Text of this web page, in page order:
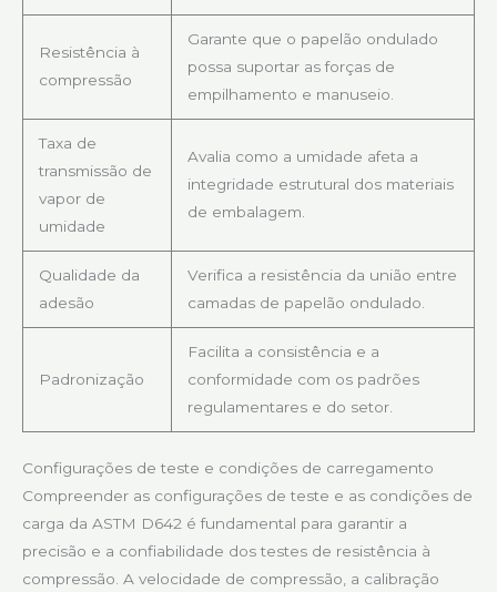
Resistência à
compressão
Garante que o papelão ondulado
possa suportar as forças de
empilhamento e manuseio.
Taxa de
transmissão de
vapor de
umidade
Avalia como a umidade afeta a
integridade estrutural dos materiais
de embalagem.
Qualidade da
adesão
Verifica a resistência da união entre
camadas de papelão ondulado.
Padronização
Facilita a consistência e a
conformidade com os padrões
regulamentares e do setor.
Configurações de teste e condições de carregamento
Compreender as configurações de teste e as condições de
carga da ASTM D642 é fundamental para garantir a
precisão e a confiabilidade dos testes de resistência à
compressão. A velocidade de compressão, a calibração